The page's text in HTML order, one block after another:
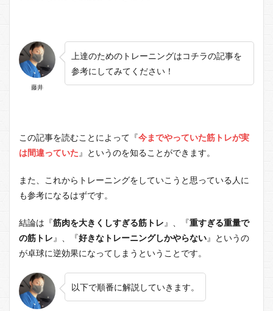
藤井
上達のためのトレーニングはコチラの記事を
参考にしてみてください！
この記事を読むことによって『今までやっていた筋トレが実
は間違っていた 』というのを知ることができます。
また、これからトレーニングをしていこうと思っている人に
も参考になるはずです。
結論は『筋肉を大きくしすぎる筋トレ 』、『重すぎる重量で
の筋トレ 』、『好きなトレーニングしかやらない』というの
が卓球に逆効果になってしまうということです。
以下で順番に解説していきます。